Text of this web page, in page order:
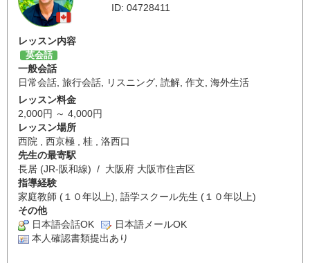
ID: 04728411
レッスン内容
英会話
一般会話
日常会話, 旅行会話, リスニング, 読解, 作文, 海外生活
レッスン料金
2,000円 ～ 4,000円
レッスン場所
西院 , 西京極 , 桂 , 洛西口
先生の最寄駅
長居 (JR-阪和線) / 大阪府 大阪市住吉区
指導経験
家庭教師 (１０年以上), 語学スクール先生 (１０年以上)
その他
日本語会話OK
日本語メールOK
本人確認書類提出あり